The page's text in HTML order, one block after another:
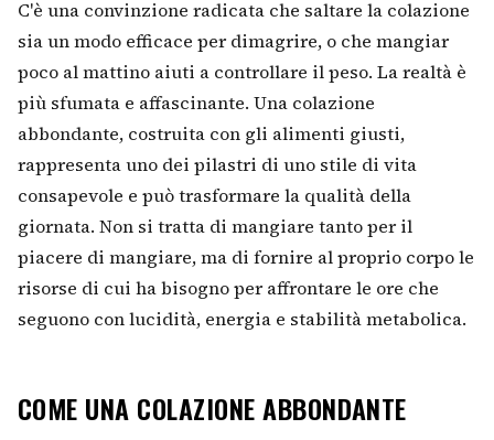
C'è una convinzione radicata che saltare la colazione
sia un modo efficace per dimagrire, o che mangiar
poco al mattino aiuti a controllare il peso. La realtà è
più sfumata e affascinante. Una colazione
abbondante, costruita con gli alimenti giusti,
rappresenta uno dei pilastri di uno stile di vita
consapevole e può trasformare la qualità della
giornata. Non si tratta di mangiare tanto per il
piacere di mangiare, ma di fornire al proprio corpo le
risorse di cui ha bisogno per affrontare le ore che
seguono con lucidità, energia e stabilità metabolica.
COME UNA COLAZIONE ABBONDANTE